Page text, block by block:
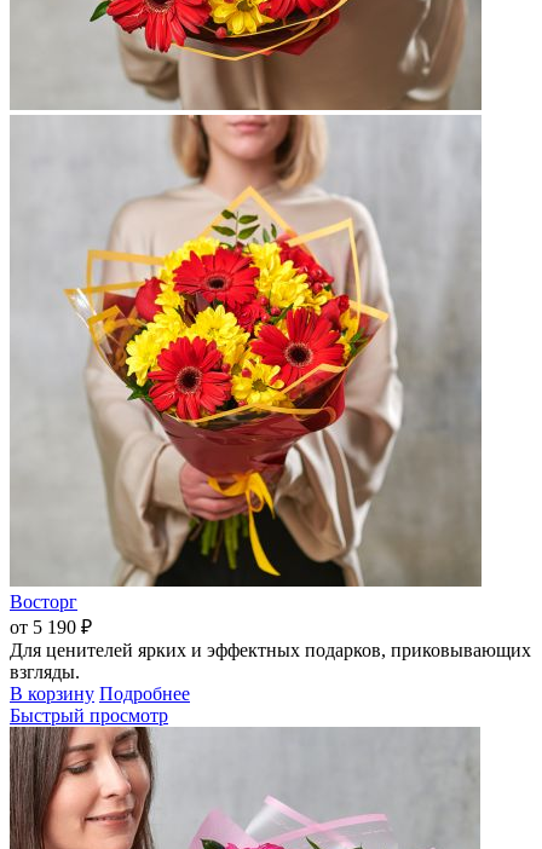
Восторг
от 5 190 ₽
Для ценителей ярких и эффектных подарков, приковывающих
взгляды.
В корзину Подробнее
Быстрый просмотр